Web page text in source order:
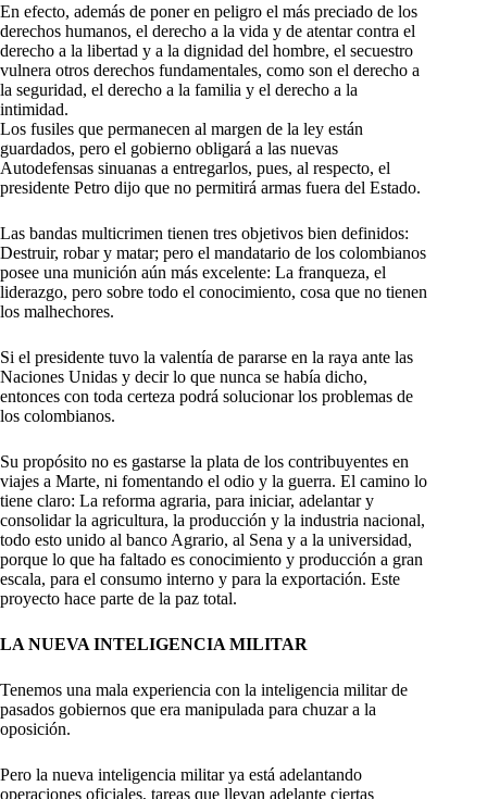
En efecto, además de poner en peligro el más preciado de los
derechos humanos, el derecho a la vida y de atentar contra el
derecho a la libertad y a la dignidad del hombre, el secuestro
vulnera otros derechos fundamentales, como son el derecho a
la seguridad, el derecho a la familia y el derecho a la
intimidad.
Los fusiles que permanecen al margen de la ley están
guardados, pero el gobierno obligará a las nuevas
Autodefensas sinuanas a entregarlos, pues, al respecto, el
presidente Petro dijo que no permitirá armas fuera del Estado.
Las bandas multicrimen tienen tres objetivos bien definidos:
Destruir, robar y matar; pero el mandatario de los colombianos
posee una munición aún más excelente: La franqueza, el
liderazgo, pero sobre todo el conocimiento, cosa que no tienen
los malhechores.
Si el presidente tuvo la valentía de pararse en la raya ante las
Naciones Unidas y decir lo que nunca se había dicho,
entonces con toda certeza podrá solucionar los problemas de
los colombianos.
Su propósito no es gastarse la plata de los contribuyentes en
viajes a Marte, ni fomentando el odio y la guerra. El camino lo
tiene claro: La reforma agraria, para iniciar, adelantar y
consolidar la agricultura, la producción y la industria nacional,
todo esto unido al banco Agrario, al Sena y a la universidad,
porque lo que ha faltado es conocimiento y producción a gran
escala, para el consumo interno y para la exportación. Este
proyecto hace parte de la paz total.
LA NUEVA INTELIGENCIA MILITAR
Tenemos una mala experiencia con la inteligencia militar de
pasados gobiernos que era manipulada para chuzar a la
oposición.
Pero la nueva inteligencia militar ya está adelantando
operaciones oficiales, tareas que llevan adelante ciertas